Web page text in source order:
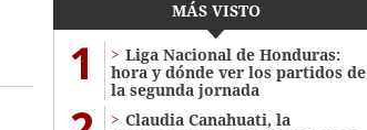
MÁS VISTO
1
Liga Nacional de Honduras:
hora y dónde ver los partidos de
la segunda jornada
Claudia Canahuati, la